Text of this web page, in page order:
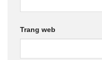
Trang web